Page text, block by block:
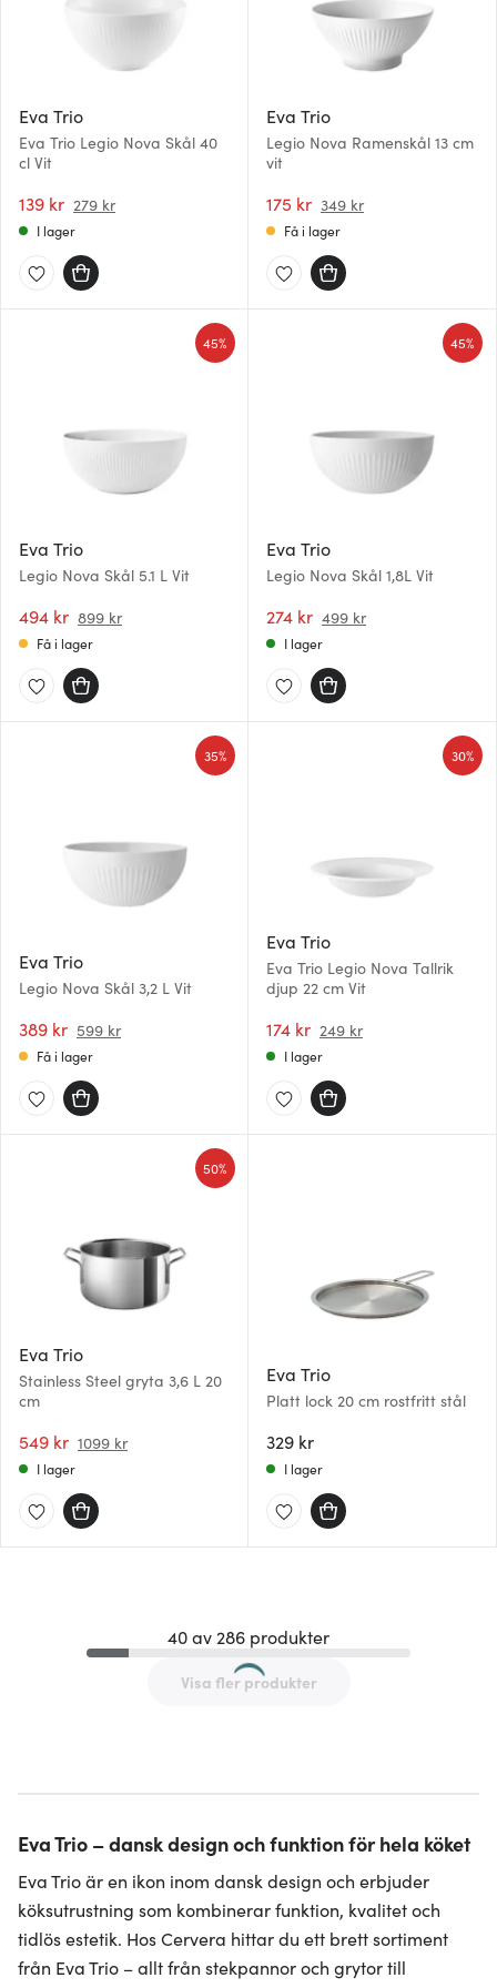
Eva Trio
Eva Trio Legio Nova Skål 40
cl Vit
139 kr 279 kr
I lager
Eva Trio
Legio Nova Ramenskål 13 cm
vit
175 kr 349 kr
Få i lager
Eva Trio
Legio Nova Skål 5.1 L Vit
494 kr 899 kr
45%
Få i lager
Eva Trio
Legio Nova Skål 1,8L Vit
274 kr 499 kr
45%
I lager
Eva Trio
Legio Nova Skål 3,2 L Vit
389 kr 599 kr
35%
Få i lager
Eva Trio
Eva Trio Legio Nova Tallrik
djup 22 cm Vit
174 kr 249 kr
30%
I lager
Eva Trio
Stainless Steel gryta 3,6 L 20
cm
549 kr 1099 kr
50%
I lager
Eva Trio
Platt lock 20 cm rostfritt stål
329 kr
I lager
40 av 286 produkter
Visa fler produkter
Eva Trio – dansk design och funktion för hela köket
Eva Trio är en ikon inom dansk design och erbjuder
köksutrustning som kombinerar funktion, kvalitet och
tidlös estetik. Hos Cervera hittar du ett brett sortiment
från Eva Trio – allt från stekpannor och grytor till